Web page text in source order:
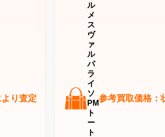
り査定
ル
メ
ス
ヴ
ァ
ル
パ
ラ
イ
ソ
PM
ト
ー
ト
参考買取価格：